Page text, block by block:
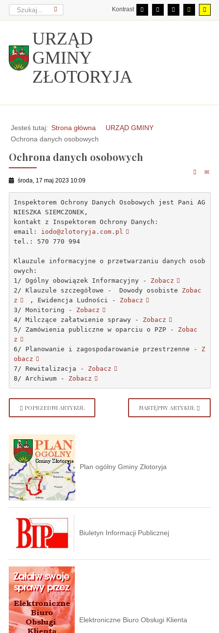
Kontrast
URZĄD
GMINY
ZŁOTORYJA
Jesteś tutaj: Strona główna
URZĄD GMINY
Ochrona danych osobowych
Ochrona danych osobowych
środa, 17 maj 2023 10:09
Inspektorem Ochrony Danych Osobowych jest Pani AG
NIESZKA SIEMCZONEK,
kontakt z Inspektorem Ochrony Danych:
email: iodo@zlotoryja.com.pl
tel.: 570 770 994
Klauzule informacyjne o przetwarzaniu danych osob
owych:
1/ Ogólny obowiązek Informacyjny - Zobacz
2/ Klauzule szczegółowe -  Dowody osobiste Zobac
z
, Ewidencja Ludności - Zobacz
3/ Monitoring - Zobacz
4/ Milczące załatwienie sprawy - Zobacz
5/ Zamówienia publiczne w oparciu o PZP - Zobac
z
6/ Planowanie i zagospodarowanie przestrzenne - Z
obacz
7/ Rewitalizacja - Zobacz
8/ Archiwum - Zobacz
POPRZEDNI ARTYKUŁ NASTĘPNY ARTYKUŁ
Plan ogólny Gminy Złotoryja
Biuletyn Informacji Publicznej
Elektroniczne Biuro Obsługi Klienta